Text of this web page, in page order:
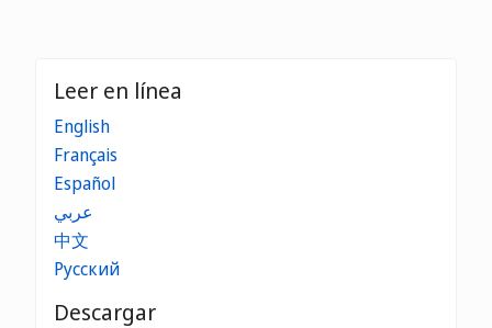
Leer en línea
English
Français
Español
عربي
中文
Русский
Descargar